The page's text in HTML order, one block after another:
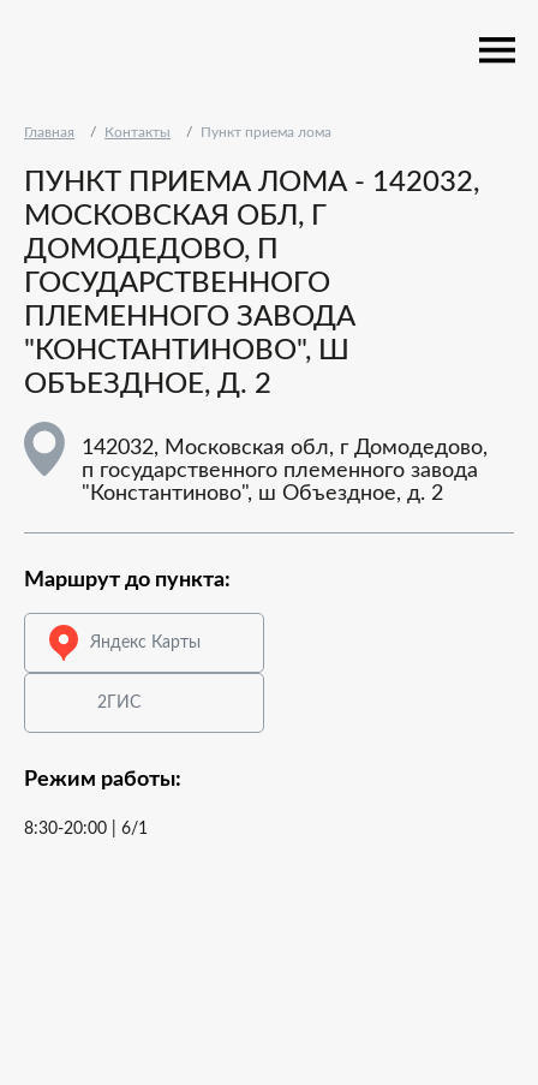
Главная Контакты Пункт приема лома
ПУНКТ ПРИЕМА ЛОМА - 142032,
МОСКОВСКАЯ ОБЛ, Г
ДОМОДЕДОВО, П
ГОСУДАРСТВЕННОГО
ПЛЕМЕННОГО ЗАВОДА
"КОНСТАНТИНОВО", Ш
ОБЪЕЗДНОЕ, Д. 2
142032, Московская обл, г Домодедово,
п государственного племенного завода
"Константиново", ш Объездное, д. 2
Маршрут до пункта:
Яндекс Карты
2ГИС
Режим работы:
8:30-20:00 | 6/1